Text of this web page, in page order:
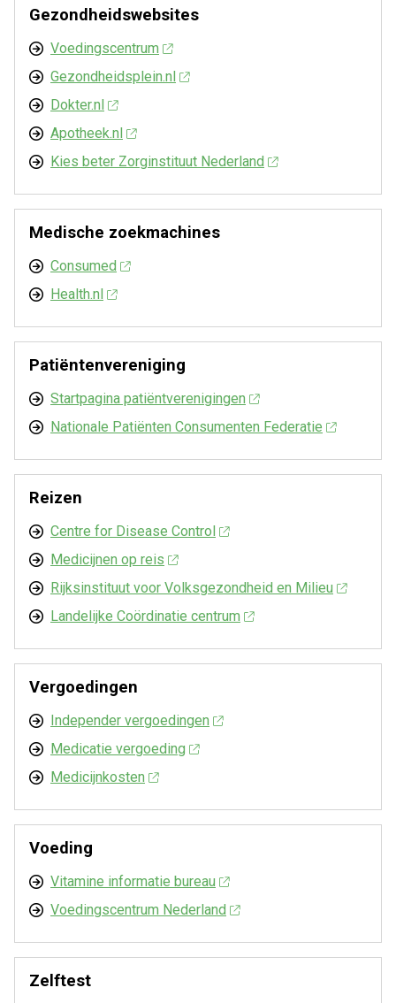
Gezondheidswebsites
Voedingscentrum
Gezondheidsplein.nl
Dokter.nl
Apotheek.nl
Kies beter Zorginstituut Nederland
Medische zoekmachines
Consumed
Health.nl
Patiëntenvereniging
Startpagina patiëntverenigingen
Nationale Patiënten Consumenten Federatie
Reizen
Centre for Disease Control
Medicijnen op reis
Rijksinstituut voor Volksgezondheid en Milieu
Landelijke Coördinatie centrum
Vergoedingen
Independer vergoedingen
Medicatie vergoeding
Medicijnkosten
Voeding
Vitamine informatie bureau
Voedingscentrum Nederland
Zelftest